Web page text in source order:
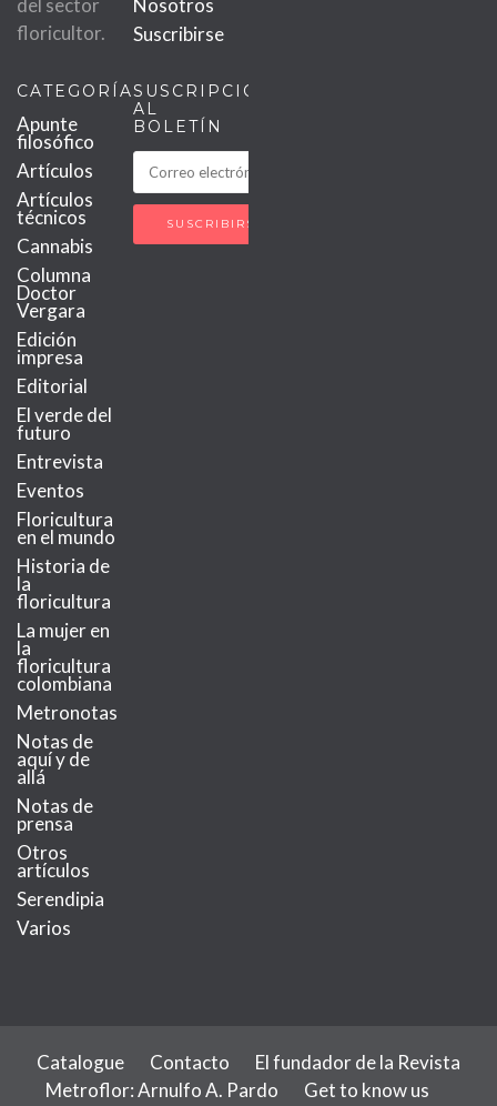
floricultor.
Suscribirse
CATEGORÍAS
Apunte
filosófico
Artículos
Artículos
técnicos
Cannabis
Columna
Doctor
Vergara
Edición
impresa
Editorial
El verde del
futuro
Entrevista
Eventos
Floricultura
en el mundo
Historia de
la
floricultura
La mujer en
la
floricultura
colombiana
Metronotas
Notas de
aquí y de
allá
Notas de
prensa
Otros
artículos
Serendipia
Varios
SUSCRIPCIÓN
AL
BOLETÍN
Catalogue Contacto
El fundador de la Revista
Metroflor: Arnulfo A. Pardo
Get to know us